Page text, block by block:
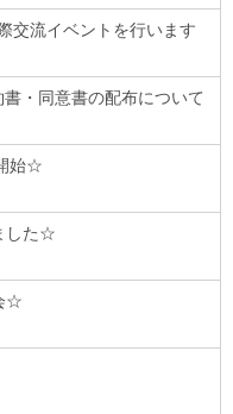
交流イベントを行います
・同意書の配布について
始☆
した☆
☆